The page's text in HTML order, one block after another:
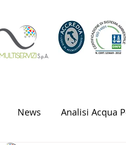
News Analisi Acqua